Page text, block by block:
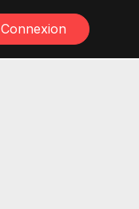
Connexion